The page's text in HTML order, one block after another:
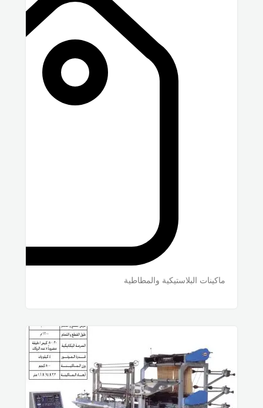
ماكينات البلاستيكية والمطاطية